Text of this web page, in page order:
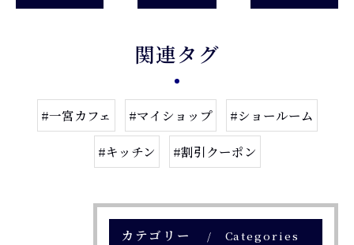
関連タグ
#一宮カフェ #マイショップ #ショールーム
#キッチン #割引クーポン
カテゴリー Categories